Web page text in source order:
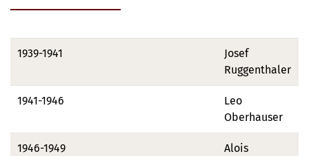
1939-1941
Josef
Ruggenthaler
1941-1946
Leo
Oberhauser
1946-1949
Alois